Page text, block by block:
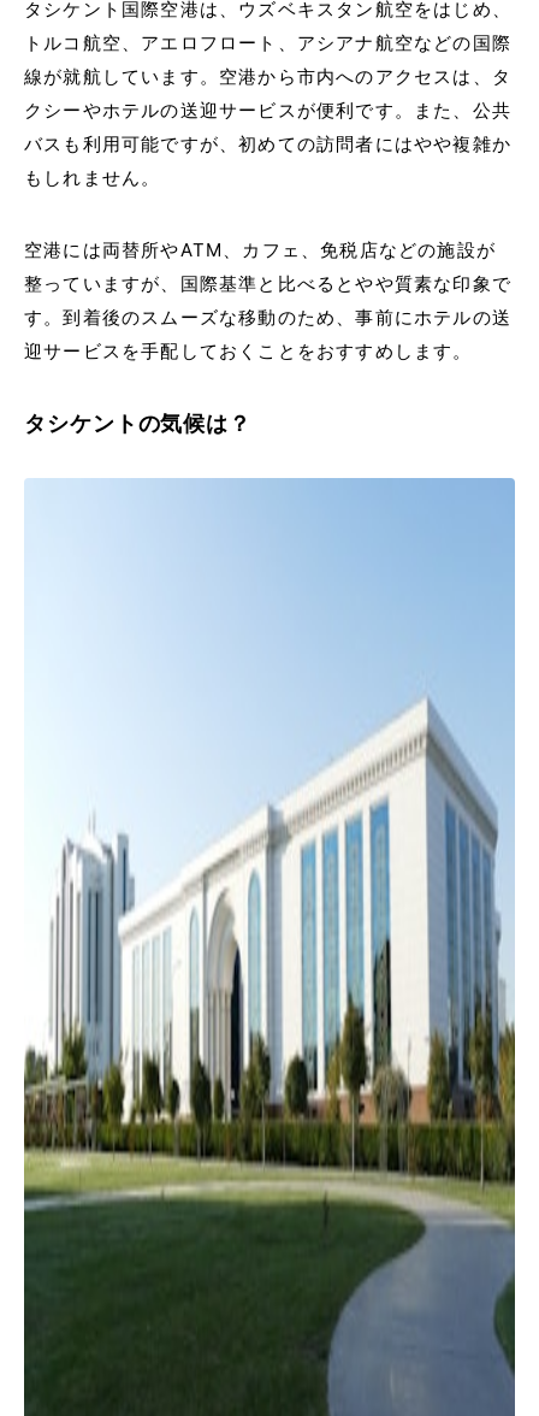
タシケント国際空港は、ウズベキスタン航空をはじめ、
トルコ航空、アエロフロート、アシアナ航空などの国際
線が就航しています。空港から市内へのアクセスは、タ
クシーやホテルの送迎サービスが便利です。また、公共
バスも利用可能ですが、初めての訪問者にはやや複雑か
もしれません。
空港には両替所やATM、カフェ、免税店などの施設が
整っていますが、国際基準と比べるとやや質素な印象で
す。到着後のスムーズな移動のため、事前にホテルの送
迎サービスを手配しておくことをおすすめします。
タシケントの気候は？